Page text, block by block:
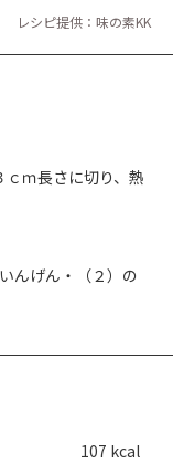
レシピ提供：味の素KK
ｍ長さに切り、熱
んげん・（２）の
107 kcal